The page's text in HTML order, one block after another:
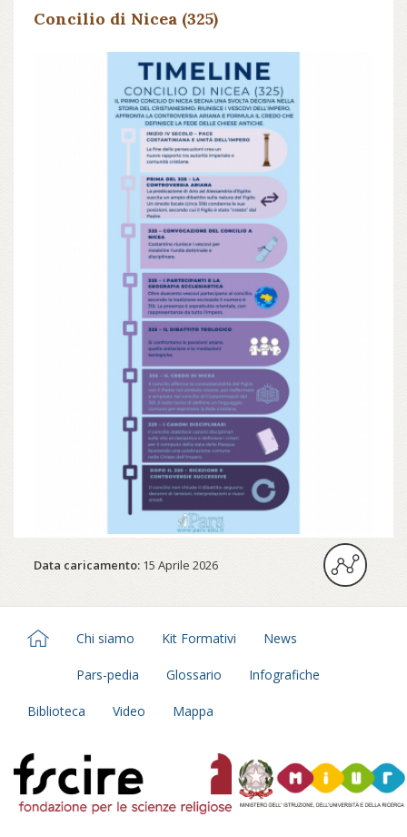
Concilio di Nicea (325)
Data caricamento: 15 Aprile 2026
Chi siamo Kit Formativi News
Pars-pedia Glossario Infografiche
Biblioteca Video Mappa